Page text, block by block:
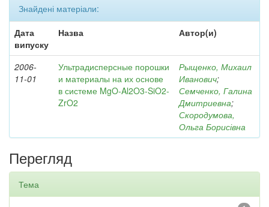
Знайдені матеріали:
Дата
випуску
Назва Автор(и)
2006-
11-01
Ультрадисперсные порошки
и материалы на их основе
в системе MgO-Al2O3-SiO2-
ZrO2
Рыщенко, Михаил
Иванович;
Семченко, Галина
Дмитриевна;
Скородумова,
Ольга Борисівна
Перегляд
Тема